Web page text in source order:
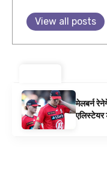
View all posts
मेलबर्न
एलिस्टेयर